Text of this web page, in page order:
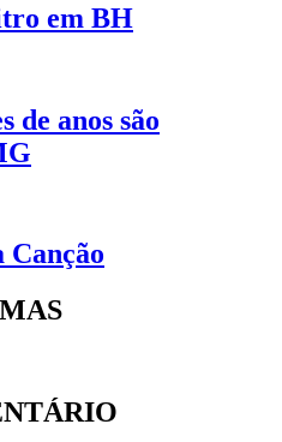
em BH
de anos são
Canção